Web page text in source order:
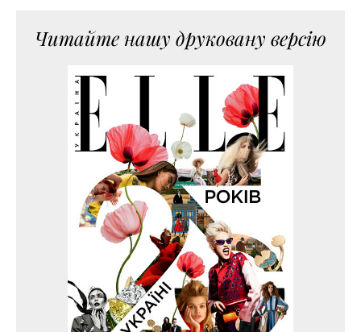
Читайте нашу друковану версію